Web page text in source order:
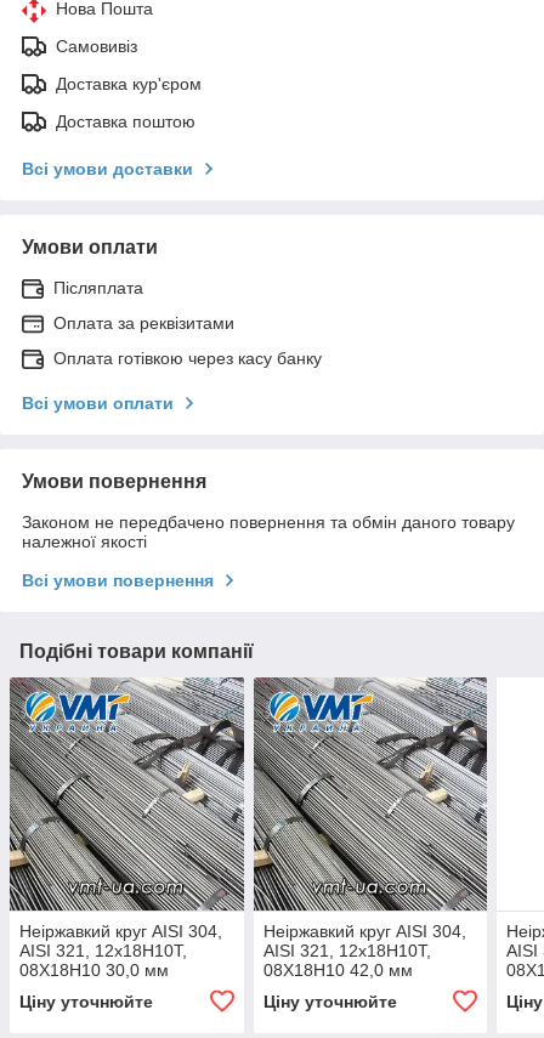
Нова Пошта
Самовивіз
Доставка кур'єром
Доставка поштою
Всі умови доставки
Умови оплати
Післяплата
Оплата за реквізитами
Оплата готівкою через касу банку
Всі умови оплати
Умови повернення
Законом не передбачено повернення та обмін даного товару
належної якості
Всі умови повернення
Подібні товари компанії
Неіржавкий круг AISI 304,
AISI 321, 12х18Н10Т,
08Х18Н10 30,0 мм
Ціну уточнюйте
Неіржавкий круг AISI 304,
AISI 321, 12х18Н10Т,
08Х18Н10 42,0 мм
Ціну уточнюйте
AISI